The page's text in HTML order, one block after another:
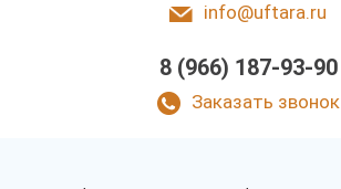
info@uftara.ru
8 (966) 187-93-90
Заказать звонок